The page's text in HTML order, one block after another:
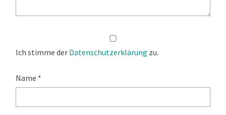
Ich stimme der Datenschutzerklärung zu.
Name *